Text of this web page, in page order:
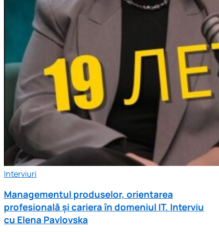
Interviuri
Managementul produselor, orientarea
profesională și cariera în domeniul IT. Interviu
cu Elena Pavlovska